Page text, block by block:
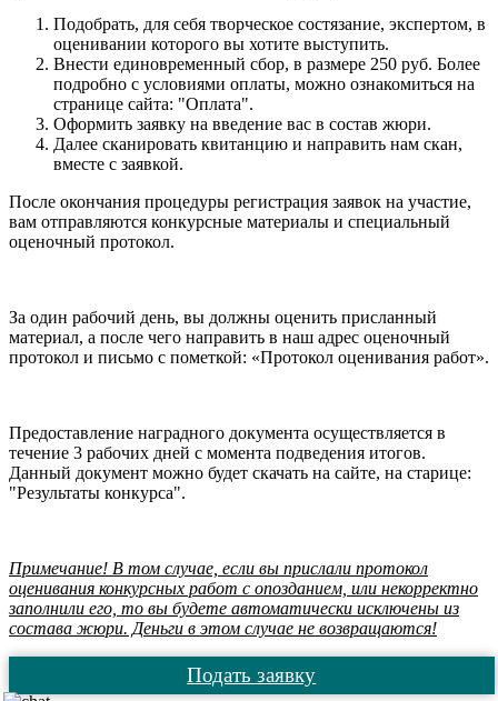
Подобрать, для себя творческое состязание, экспертом, в
оценивании которого вы хотите выступить.
Внести единовременный сбор, в размере 250 руб. Более
подробно с условиями оплаты, можно ознакомиться на
странице сайта: "Оплата".
Оформить заявку на введение вас в состав жюри.
Далее сканировать квитанцию и направить нам скан,
вместе с заявкой.
После окончания процедуры регистрация заявок на участие,
вам отправляются конкурсные материалы и специальный
оценочный протокол.
За один рабочий день, вы должны оценить присланный
материал, а после чего направить в наш адрес оценочный
протокол и письмо с пометкой: «Протокол оценивания работ».
Предоставление наградного документа осуществляется в
течение 3 рабочих дней с момента подведения итогов.
Данный документ можно будет скачать на сайте, на старице:
"Результаты конкурса".
Примечание! В том случае, если вы прислали протокол
оценивания конкурсных работ с опозданием, или некорректно
заполнили его, то вы будете автоматически исключены из
состава жюри. Деньги в этом случае не возвращаются!
Подать заявку